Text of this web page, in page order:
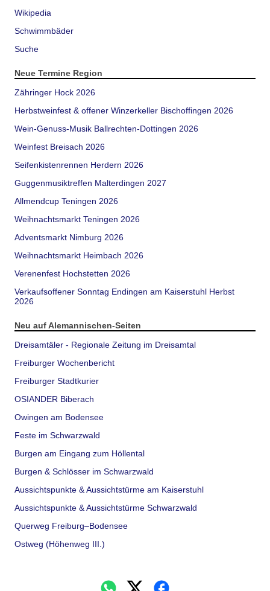
Wikipedia
Schwimmbäder
Suche
Neue Termine Region
Zähringer Hock 2026
Herbstweinfest & offener Winzerkeller Bischoffingen 2026
Wein-Genuss-Musik Ballrechten-Dottingen 2026
Weinfest Breisach 2026
Seifenkistenrennen Herdern 2026
Guggenmusiktreffen Malterdingen 2027
Allmendcup Teningen 2026
Weihnachtsmarkt Teningen 2026
Adventsmarkt Nimburg 2026
Weihnachtsmarkt Heimbach 2026
Verenenfest Hochstetten 2026
Verkaufsoffener Sonntag Endingen am Kaiserstuhl Herbst
2026
Neu auf Alemannischen-Seiten
Dreisamtäler - Regionale Zeitung im Dreisamtal
Freiburger Wochenbericht
Freiburger Stadtkurier
OSIANDER Biberach
Owingen am Bodensee
Feste im Schwarzwald
Burgen am Eingang zum Höllental
Burgen & Schlösser im Schwarzwald
Aussichtspunkte & Aussichtstürme am Kaiserstuhl
Aussichtspunkte & Aussichtstürme Schwarzwald
Querweg Freiburg–Bodensee
Ostweg (Höhenweg III.)